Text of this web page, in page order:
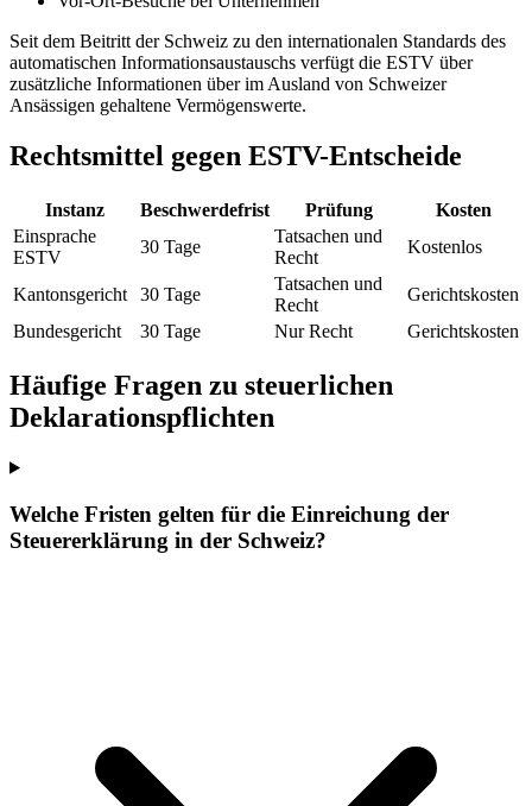
Seit dem Beitritt der Schweiz zu den internationalen Standards des
automatischen Informationsaustauschs verfügt die ESTV über
zusätzliche Informationen über im Ausland von Schweizer
Ansässigen gehaltene Vermögenswerte.
Rechtsmittel gegen ESTV-Entscheide
Instanz Beschwerdefrist Prüfung
Kosten
Einsprache
ESTV
30 Tage
Tatsachen und
Recht
Kostenlos
Kantonsgericht 30 Tage
Tatsachen und
Recht
Gerichtskosten
Bundesgericht
30 Tage Nur Recht Gerichtskosten
Häufige Fragen zu steuerlichen
Deklarationspflichten
Welche Fristen gelten für die Einreichung der
Steuererklärung in der Schweiz?